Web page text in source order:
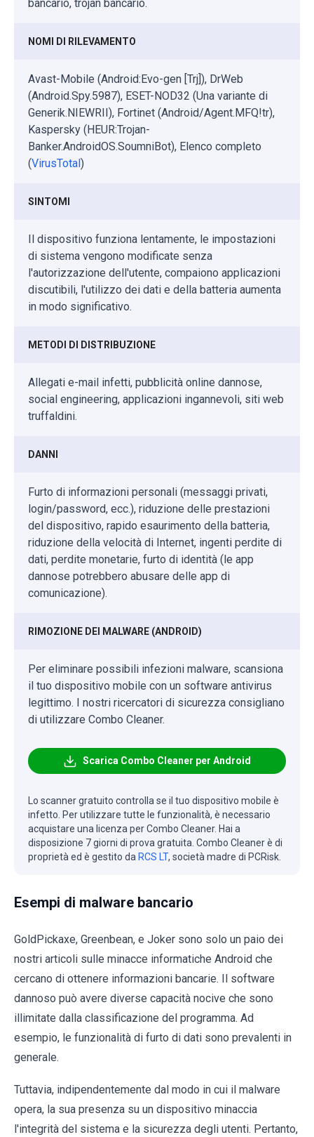
bancario, trojan bancario.
NOMI DI RILEVAMENTO
Avast-Mobile (Android:Evo-gen [Trj]), DrWeb
(Android.Spy.5987), ESET-NOD32 (Una variante di
Generik.NIEWRII), Fortinet (Android/Agent.MFQ!tr),
Kaspersky (HEUR:Trojan-
Banker.AndroidOS.SoumniBot), Elenco completo
(VirusTotal)
SINTOMI
Il dispositivo funziona lentamente, le impostazioni
di sistema vengono modificate senza
l'autorizzazione dell'utente, compaiono applicazioni
discutibili, l'utilizzo dei dati e della batteria aumenta
in modo significativo.
METODI DI DISTRIBUZIONE
Allegati e-mail infetti, pubblicità online dannose,
social engineering, applicazioni ingannevoli, siti web
truffaldini.
DANNI
Furto di informazioni personali (messaggi privati,
login/password, ecc.), riduzione delle prestazioni
del dispositivo, rapido esaurimento della batteria,
riduzione della velocità di Internet, ingenti perdite di
dati, perdite monetarie, furto di identità (le app
dannose potrebbero abusare delle app di
comunicazione).
RIMOZIONE DEI MALWARE (ANDROID)
Per eliminare possibili infezioni malware, scansiona
il tuo dispositivo mobile con un software antivirus
legittimo. I nostri ricercatori di sicurezza consigliano
di utilizzare Combo Cleaner.
Scarica Combo Cleaner per Android
Lo scanner gratuito controlla se il tuo dispositivo mobile è
infetto. Per utilizzare tutte le funzionalità, è necessario
acquistare una licenza per Combo Cleaner. Hai a
disposizione 7 giorni di prova gratuita. Combo Cleaner è di
proprietà ed è gestito da RCS LT, società madre di PCRisk.
Esempi di malware bancario
GoldPickaxe, Greenbean, e Joker sono solo un paio dei
nostri articoli sulle minacce informatiche Android che
cercano di ottenere informazioni bancarie. Il software
dannoso può avere diverse capacità nocive che sono
illimitate dalla classificazione del programma. Ad
esempio, le funzionalità di furto di dati sono prevalenti in
generale.
Tuttavia, indipendentemente dal modo in cui il malware
opera, la sua presenza su un dispositivo minaccia
l'integrità del sistema e la sicurezza degli utenti. Pertanto,